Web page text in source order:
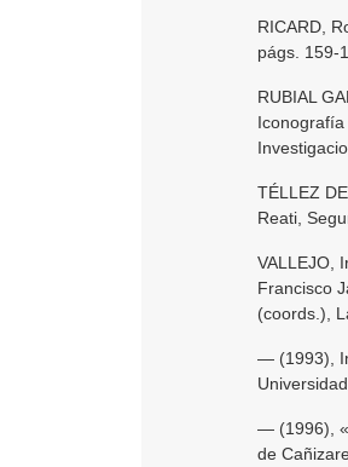
RICARD,
págs. 159-
RUBIAL
TÉLLEZ
Reati,
VALLEJO,
Francisco
(coords.),
— (1993),
— (1996),
de